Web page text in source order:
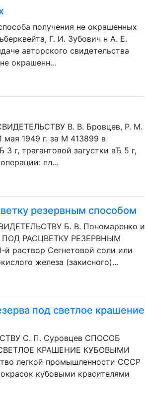
получения не окрашенных
Г. И. Зубович н А. Е.
авторского свидетельства
окрашенн...
В. В. Бровцев, Р. М.
1949 г. за М 413899 в
г, трагантовой загустки вЂ 5 г,
пл...
резервным способом
Б. В. Пономаренко и
РАСЦВЕТКУ РЕЗЕРВНЫМ
раствор Сегнетовой соли или
железа (закисного)...
под светлое крашение
С. П. Суровцев СПОСОБ
КРАШЕНИЕ КУБОВЫМИ
легкой промышленности СССР
кубовыми красителями